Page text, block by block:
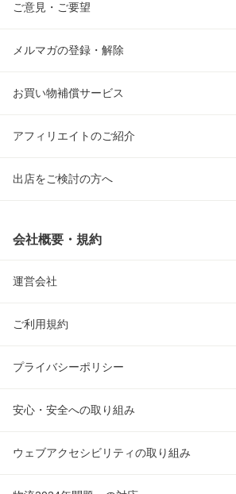
ご意見・ご要望
メルマガの登録・解除
お買い物補償サービス
アフィリエイトのご紹介
出店をご検討の方へ
会社概要・規約
運営会社
ご利用規約
プライバシーポリシー
安心・安全への取り組み
ウェブアクセシビリティの取り組み